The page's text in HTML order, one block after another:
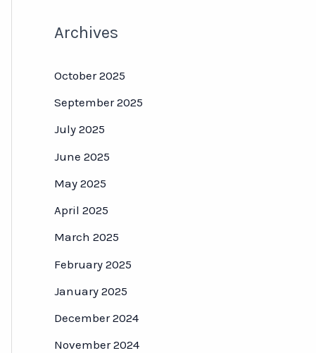
Archives
October 2025
September 2025
July 2025
June 2025
May 2025
April 2025
March 2025
February 2025
January 2025
December 2024
November 2024